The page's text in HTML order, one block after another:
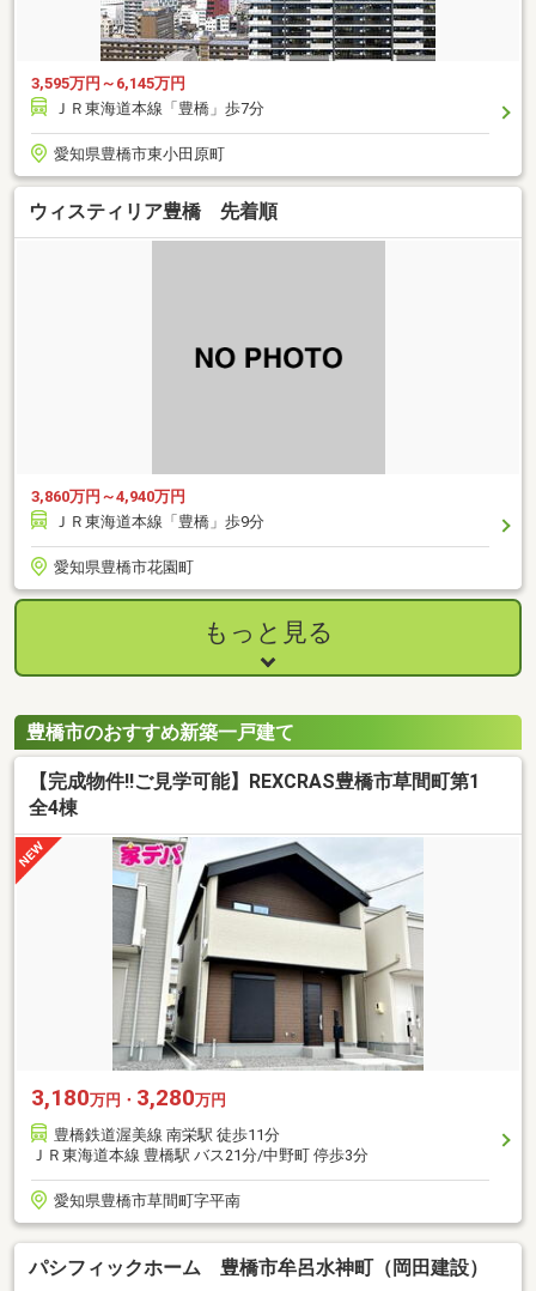
3,595万円～6,145万円
ＪＲ東海道本線「豊橋」歩7分
愛知県豊橋市東小田原町
ウィスティリア豊橋 先着順
3,860万円～4,940万円
ＪＲ東海道本線「豊橋」歩9分
愛知県豊橋市花園町
もっと見る
豊橋市のおすすめ新築一戸建て
【完成物件!!ご見学可能】REXCRAS豊橋市草間町第1
全4棟
3,180万円・ 3,280万円
豊橋鉄道渥美線 南栄駅 徒歩11分
ＪＲ東海道本線 豊橋駅 バス21分/中野町 停歩3分
愛知県豊橋市草間町字平南
パシフィックホーム 豊橋市牟呂水神町（岡田建設）